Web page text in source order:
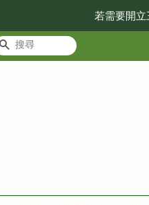
若需要開
搜尋